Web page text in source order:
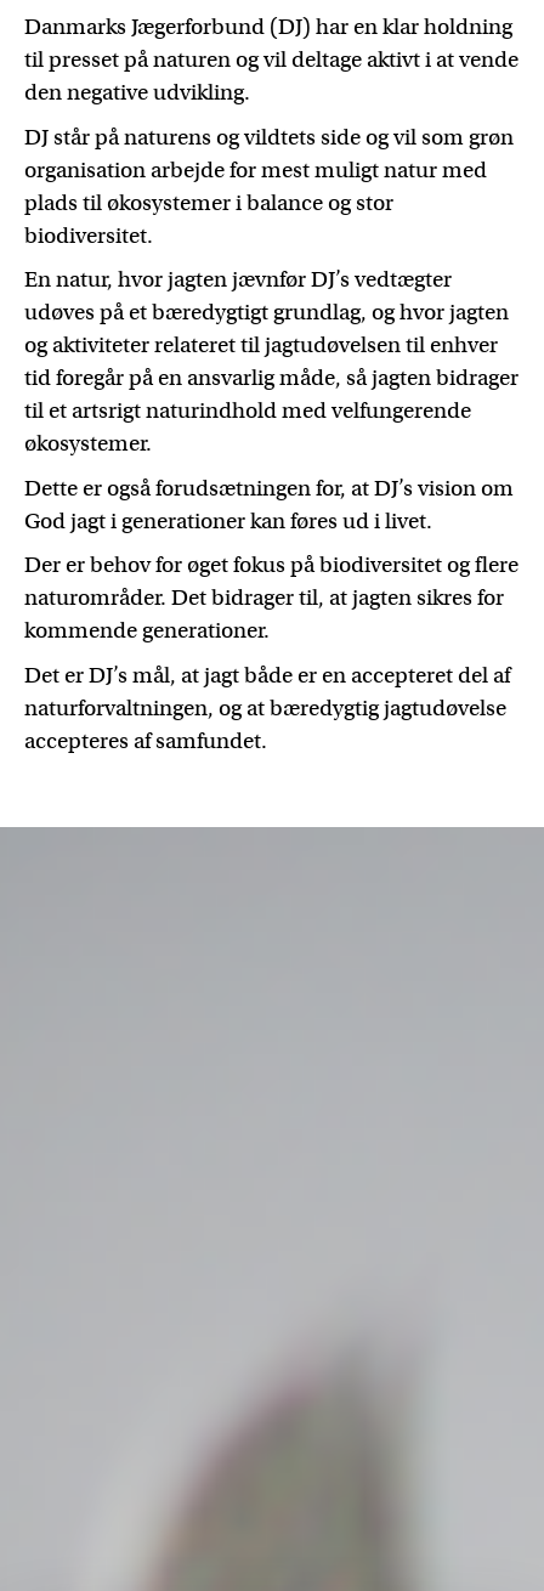
Danmarks Jægerforbund (DJ) har en klar holdning
til presset på naturen og vil deltage aktivt i at vende
den negative udvikling.
DJ står på naturens og vildtets side og vil som grøn
organisation arbejde for mest muligt natur med
plads til økosystemer i balance og stor
biodiversitet.
En natur, hvor jagten jævnfør DJ’s vedtægter
udøves på et bæredygtigt grundlag, og hvor jagten
og aktiviteter relateret til jagtudøvelsen til enhver
tid foregår på en ansvarlig måde, så jagten bidrager
til et artsrigt naturindhold med velfungerende
økosystemer.
Dette er også forudsætningen for, at DJ’s vision om
God jagt i generationer kan føres ud i livet.
Der er behov for øget fokus på biodiversitet og flere
naturområder. Det bidrager til, at jagten sikres for
kommende generationer.
Det er DJ’s mål, at jagt både er en accepteret del af
naturforvaltningen, og at bæredygtig jagtudøvelse
accepteres af samfundet.